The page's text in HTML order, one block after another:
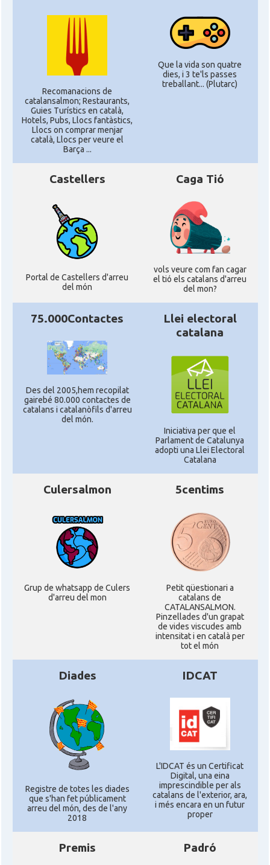
Recomanacions de
catalansalmon; Restaurants,
Guies Turístics en català,
Hotels, Pubs, Llocs fantàstics,
Llocs on comprar menjar
català, Llocs per veure el
Barça ...
Que la vida son quatre
dies, i 3 te'ls passes
treballant... (Plutarc)
Castellers
Portal de Castellers d'arreu
del món
Caga Tió
vols veure com fan cagar
el tió els catalans d'arreu
del mon?
75.000Contactes
Des del 2005,hem recopilat
gairebé 80.000 contactes de
catalans i catalanòfils d'arreu
del món.
Llei electoral
catalana
Iniciativa per que el
Parlament de Catalunya
adopti una Llei Electoral
Catalana
Culersalmon
Grup de whatsapp de Culers
d'arreu del mon
5centims
Petit qüestionari a
catalans de
CATALANSALMON.
Pinzellades d'un grapat
de vides viscudes amb
intensitat i en català per
tot el món
Diades
Registre de totes les diades
que s'han fet públicament
arreu del món, des de l'any
2018
IDCAT
L'IDCAT és un Certificat
Digital, una eina
imprescindible per als
catalans de l'exterior, ara,
i més encara en un futur
proper
Premis Padró